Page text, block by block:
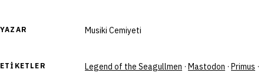
YAZAR Musiki Cemiyeti
ETIKETLER Legend of the Seagullmen · Mastodon · Primus ·